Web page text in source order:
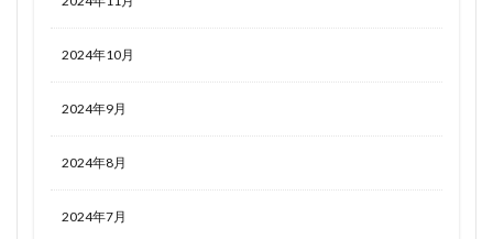
2024年10月
2024年9月
2024年8月
2024年7月